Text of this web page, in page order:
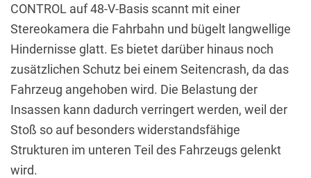
CONTROL auf 48-V-Basis scannt mit einer
Stereokamera die Fahrbahn und bügelt langwellige
Hindernisse glatt. Es bietet darüber hinaus noch
zusätzlichen Schutz bei einem Seitencrash, da das
Fahrzeug angehoben wird. Die Belastung der
Insassen kann dadurch verringert werden, weil der
Stoß so auf besonders widerstandsfähige
Strukturen im unteren Teil des Fahrzeugs gelenkt
wird.